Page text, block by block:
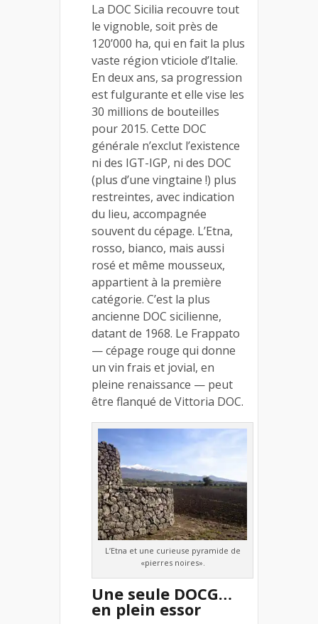
La DOC Sicilia recouvre tout
le vignoble, soit près de
120’000 ha, qui en fait la plus
vaste région vticiole d’Italie.
En deux ans, sa progression
est fulgurante et elle vise les
30 millions de bouteilles
pour 2015. Cette DOC
générale n’exclut l’existence
ni des IGT-IGP, ni des DOC
(plus d’une vingtaine !) plus
restreintes, avec indication
du lieu, accompagnée
souvent du cépage. L’Etna,
rosso, bianco, mais aussi
rosé et même mousseux,
appartient à la première
catégorie. C’est la plus
ancienne DOC sicilienne,
datant de 1968. Le Frappato
— cépage rouge qui donne
un vin frais et jovial, en
pleine renaissance — peut
être flanqué de Vittoria DOC.
L’Etna et une curieuse pyramide de
«pierres noires».
Une seule DOCG…
en plein essor